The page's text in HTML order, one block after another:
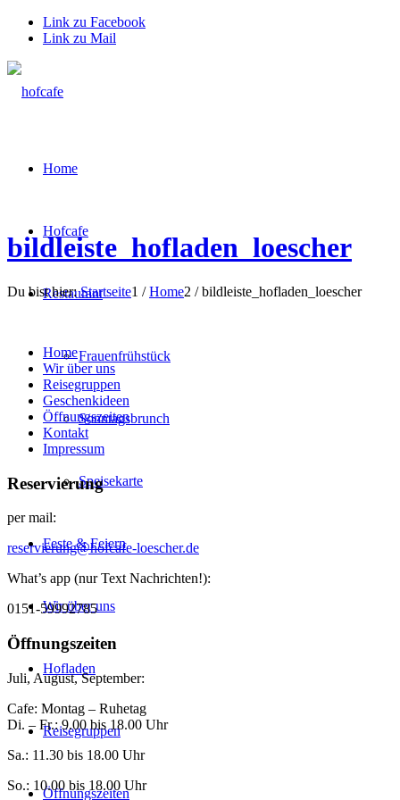
Link zu Facebook
Link zu Mail
Home
Hofcafe
Restaurant
Frauenfrühstück
Sonntagsbrunch
Speisekarte
Feste & Feiern
Wir über uns
Hofladen
Reisegruppen
Öffnungszeiten
bildleiste_hofladen_loescher
Du bist hier: Startseite1 / Home2 / bildleiste_hofladen_loescher
Home
Wir über uns
Reisegruppen
Geschenkideen
Öffnungszeiten
Kontakt
Impressum
Reservierung
per mail:
reservierung@hofcafe-loescher.de
What’s app (nur Text Nachrichten!):
0151-59992785
Öffnungszeiten
Juli, August, September:
Cafe: Montag – Ruhetag
Di. – Fr.: 9.00 bis 18.00 Uhr
Sa.: 11.30 bis 18.00 Uhr
So.: 10.00 bis 18.00 Uhr